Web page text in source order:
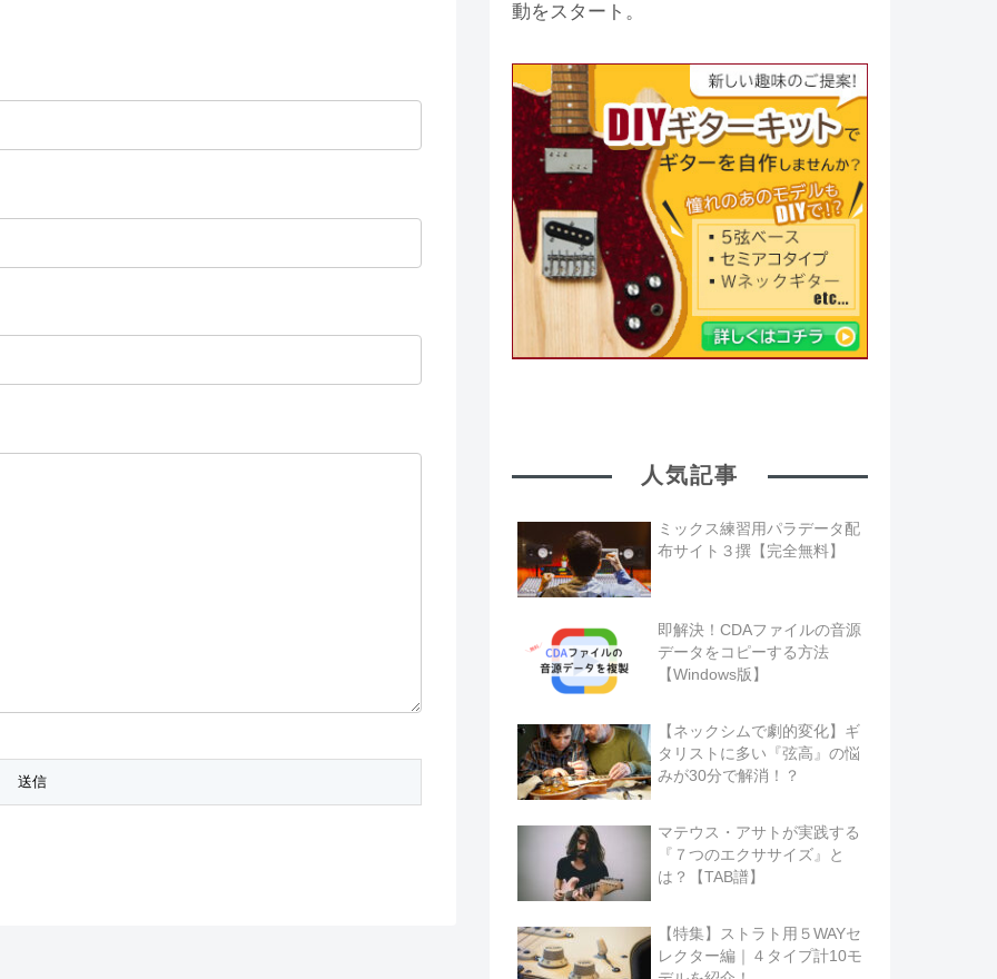
動をスタート。
人気記事
ミックス練習用パラデータ配
布サイト３撰【完全無料】
即解決！CDAファイルの音源
データをコピーする方法
【Windows版】
【ネックシムで劇的変化】ギ
タリストに多い『弦高』の悩
みが30分で解消！？
マテウス・アサトが実践する
『７つのエクササイズ』と
は？【TAB譜】
【特集】ストラト用５WAYセ
レクター編｜４タイプ計10モ